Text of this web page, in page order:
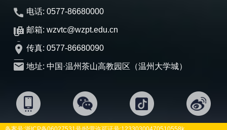
电话: 0577-86680000
邮箱: wzvtc@wzpt.edu.cn
传真: 0577-86680090
地址: 中国·温州茶山高教园区（温州大学城）